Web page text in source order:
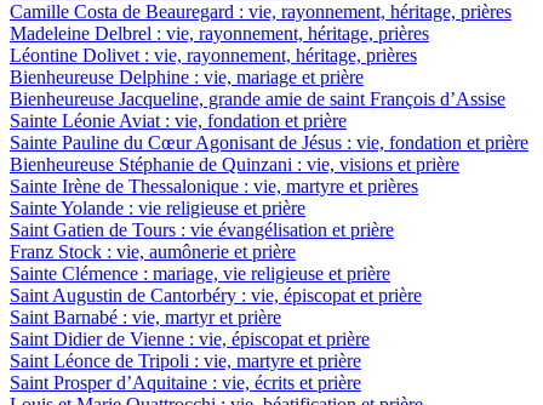
Camille Costa de Beauregard : vie, rayonnement, héritage, prières
Madeleine Delbrel : vie, rayonnement, héritage, prières
Léontine Dolivet : vie, rayonnement, héritage, prières
Bienheureuse Delphine : vie, mariage et prière
Bienheureuse Jacqueline, grande amie de saint François d’Assise
Sainte Léonie Aviat : vie, fondation et prière
Sainte Pauline du Cœur Agonisant de Jésus : vie, fondation et prière
Bienheureuse Stéphanie de Quinzani : vie, visions et prière
Sainte Irène de Thessalonique : vie, martyre et prières
Sainte Yolande : vie religieuse et prière
Saint Gatien de Tours : vie évangélisation et prière
Franz Stock : vie, aumônerie et prière
Sainte Clémence : mariage, vie religieuse et prière
Saint Augustin de Cantorbéry : vie, épiscopat et prière
Saint Barnabé : vie, martyr et prière
Saint Didier de Vienne : vie, épiscopat et prière
Saint Léonce de Tripoli : vie, martyre et prière
Saint Prosper d’Aquitaine : vie, écrits et prière